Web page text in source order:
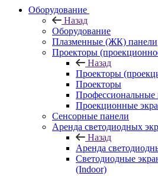
Оборудование
Назад
Оборудование
Плазменные (ЖК) панели
Проекторы
Назад
Проекторы
Проекторы
Профессиональные
Проекционные
Сенсорные панели
Аренда светодиодных
Назад
Аренда
Светодиодные
(Indoor)